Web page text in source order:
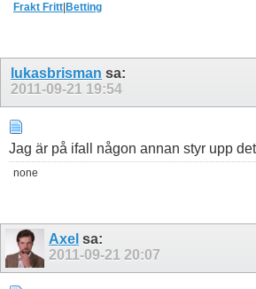
Frakt Fritt Betting
lukasbrisman sa:
2011-09-21 19:54
Jag är på ifall någon annan styr upp
none
Axel sa:
2011-09-21 20:07